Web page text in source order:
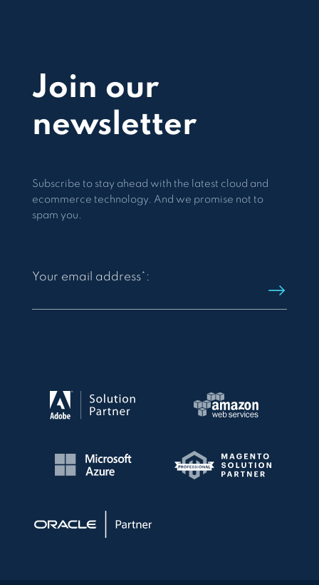
Join our
newsletter
Subscribe to stay ahead with the latest cloud and
ecommerce technology. And we promise not to
spam you.
Your email address*: